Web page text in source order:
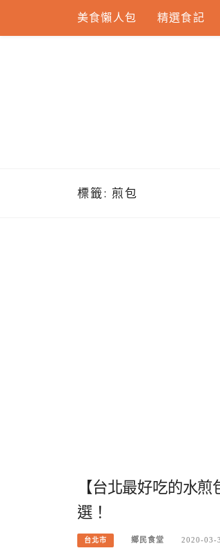
content
美食懶人包 精選食記
標籤: 煎包
【台北最好吃的水
選！
台北市 鄉民食堂 2020-03-